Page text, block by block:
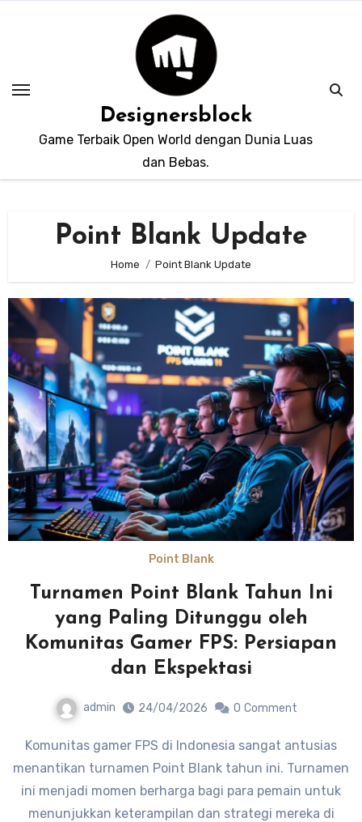
Designersblock
Game Terbaik Open World dengan Dunia Luas
dan Bebas.
Point Blank Update
Home Point Blank Update
Point Blank
Turnamen Point Blank Tahun Ini
yang Paling Ditunggu oleh
Komunitas Gamer FPS: Persiapan
dan Ekspektasi
admin 24/04/2026 0 Comment
Komunitas gamer FPS di Indonesia sangat antusias
menantikan turnamen Point Blank tahun ini. Turnamen
ini menjadi momen berharga bagi para pemain untuk
menunjukkan keterampilan dan strategi mereka di